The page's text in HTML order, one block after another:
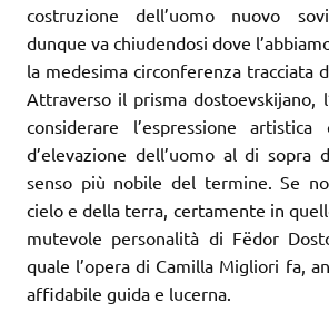
costruzione dell’uomo nuovo
dunque va chiudendosi dove
la medesima circonferenza tracciata
Attraverso il prisma dostoevskijano,
considerare l’espressione
d’elevazione dell’uomo al di sopra
senso più nobile del termine. Se
cielo e della terra, certamente in
mutevole personalità di Fëdor
quale l’opera di Camilla Migliori fa,
affidabile guida e lucerna.